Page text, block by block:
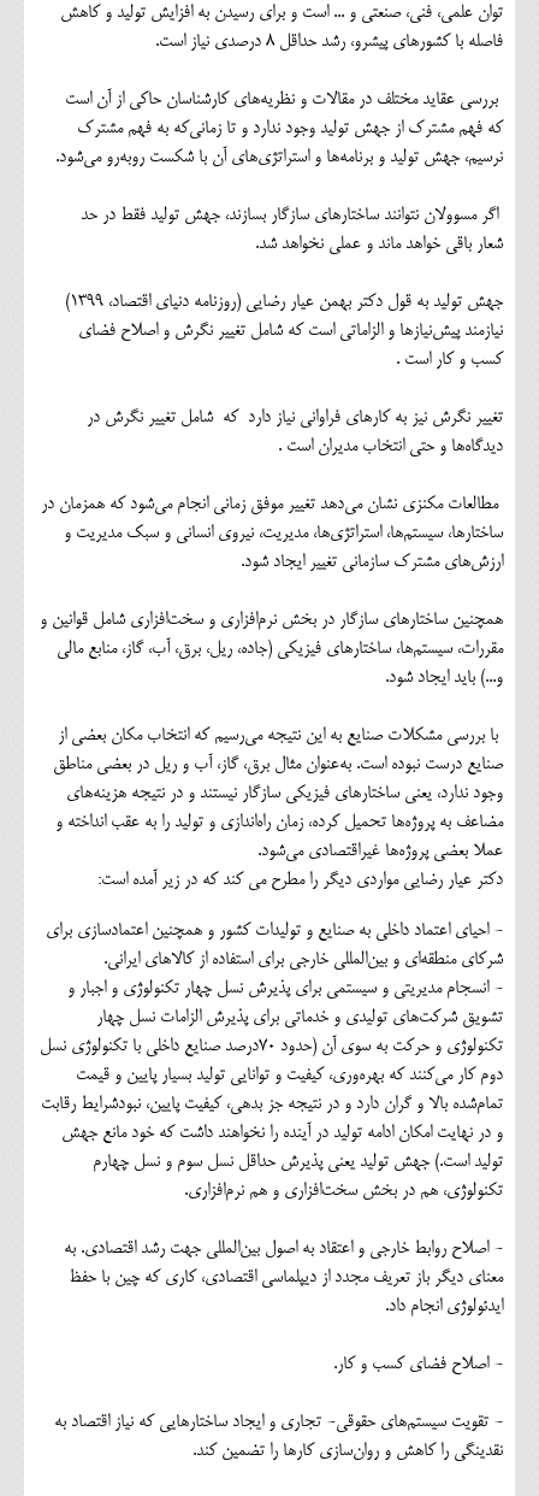
توان علمی، فنی، ‌صنعتی و ... است و برای رسیدن به افزایش تولید و کاهش
فاصله با کشورهای پیشرو، رشد حداقل ۸ درصدی نیاز است.
بررسی‌ عقاید مختلف در مقالات و نظریه‌های کارشناسان حاکی از آن است
که فهم مشترک از جهش تولید وجود ندارد و تا زمانی‌که به فهم مشترک
نرسیم، جهش تولید و برنامه‌ها و استراتژی‌های آن با شکست روبه‌رو می‌شود.
اگر مسوولان نتوانند ساختارهای سازگار بسازند، جهش تولید فقط در حد
شعار باقی خواهد ماند و عملی نخواهد شد.
جهش تولید به قول دکتر بهمن عیار رضایی (روزنامه دنیای اقتصاد، 1399)
نیازمند پیش‌نیازها و الزاماتی است که شامل تغییر نگرش و اصلاح فضای
کسب و کار است .
تغییر نگرش نیز به کارهای فراوانی نیاز دارد که شامل تغییر نگرش در
دیدگاه‌ها و حتی انتخاب مدیران است .
مطالعات مکنزی نشان می‌دهد تغییر موفق زمانی انجام می‌شود که همزمان در
ساختارها، سیستم‌ها، استراتژی‌ها، مدیریت، نیروی انسانی و سبک مدیریت و
ارزش‌های مشترک سازمانی تغییر ایجاد شود.
همچنین ساختارهای سازگار در بخش نرم‌افزاری و سخت‌افزاری شامل قوانین و
مقررات، سیستم‌ها، ساختارهای فیزیکی (جاده، ریل، برق، آب، گاز، منابع مالی
و...) باید ایجاد شود.
با بررسی مشکلات صنایع به این نتیجه می‌رسیم که انتخاب مکان بعضی از
صنایع درست نبوده است. به‌عنوان مثال برق، گاز، آب و ریل در بعضی مناطق
وجود ندارد، یعنی ساختارهای فیزیکی سازگار نیستند و در نتیجه هزینه‌های
مضاعف به پروژه‌ها تحمیل کرده، زمان راه‌اندازی و تولید را به عقب انداخته و
عملا بعضی پروژه‌ها غیراقتصادی می‌شود.
دکتر عیار رضایی مواردی دیگر را مطرح می کند که در زیر آمده است:
- احیای اعتماد داخلی به صنایع و تولیدات کشور و همچنین اعتمادسازی برای
شرکای منطقه‌ای و بین‌المللی خارجی برای استفاده از کالاهای ایرانی.
- انسجام مدیریتی و سیستمی برای پذیرش نسل چهار تکنولوژی و اجبار و
تشویق شرکت‌های تولیدی و خدماتی برای پذیرش الزامات نسل چهار
تکنولوژی و حرکت به سوی آن (حدود ۷۰درصد صنایع داخلی با تکنولوژی نسل
دوم کار می‌کنند که بهره‌وری، کیفیت و توانایی تولید بسیار پایین و قیمت
تمام‌شده بالا و گران دارد و در نتیجه جز بدهی، کیفیت پایین، نبودشرایط رقابت
و در نهایت امکان ادامه تولید در آینده را نخواهند داشت که خود مانع جهش
تولید است.) جهش تولید یعنی پذیرش حداقل نسل سوم و نسل چهارم
تکنولوژی، هم در بخش سخت‌افزاری و هم نرم‌افزاری.
- اصلاح روابط خارجی و اعتقاد به اصول بین‌المللی جهت رشد اقتصادی. به
معنای دیگر باز تعریف مجدد از دیپلماسی اقتصادی، کاری که چین با حفظ
ایدئولوژی انجام داد.
- اصلاح فضای کسب و کار.
- تقویت سیستم‌های حقوقی- تجاری و ایجاد ساختارهایی که نیاز اقتصاد به
نقدینگی را کاهش و روان‌سازی کارها را تضمین کند.